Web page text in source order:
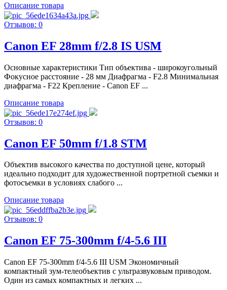
Описание товара
Отзывов: 0
Canon EF 28mm f/2.8 IS USM
Основные характеристики Тип объектива - широкоугольный
Фокусное расстояние - 28 мм Диафрагма - F2.8 Минимальная
диафрагма - F22 Крепление - Canon EF ...
Описание товара
Отзывов: 0
Canon EF 50mm f/1.8 STM
Объектив высокого качества по доступной цене, который
идеально подходит для художественной портретной съемки и
фотосъемки в условиях слабого ...
Описание товара
Отзывов: 0
Canon EF 75-300mm f/4-5.6 III
Canon EF 75-300mm f/4-5.6 III USM Экономичный
компактный зум-телеобъектив с ультразвуковым приводом.
Один из самых компактных и легких ...